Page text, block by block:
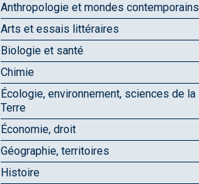
Anthropologie et mondes contemporains
Arts et essais littéraires
Biologie et santé
Chimie
Écologie, environnement, sciences de la
Terre
Économie, droit
Géographie, territoires
Histoire